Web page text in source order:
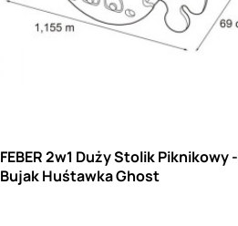
FEBER 2w1 Duży Stolik Piknikowy -
Bujak Huśtawka Ghost